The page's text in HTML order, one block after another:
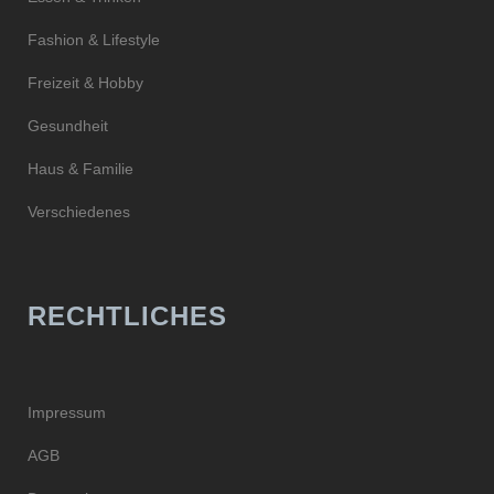
Fashion & Lifestyle
Freizeit & Hobby
Gesundheit
Haus & Familie
Verschiedenes
RECHTLICHES
Impressum
AGB